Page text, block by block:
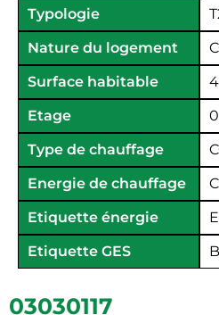
Typologie
Nature du logement
Surface habitable
Etage
0
Type de chauffage
Energie de chauffage
Etiquette énergie
E
Etiquette GES
B
03030117